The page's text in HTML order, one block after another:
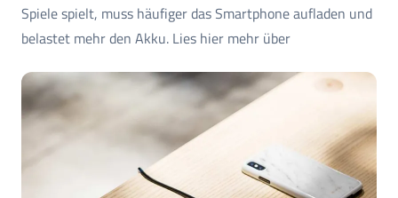
Spiele spielt, muss häufiger das Smartphone aufladen und
belastet mehr den Akku. Lies hier mehr über